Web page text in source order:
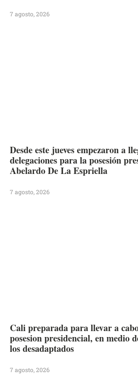
7 agosto, 2026
Desde este jueves empezaron a
delegaciones para la posesión
Abelardo De La Espriella
7 agosto, 2026
Cali preparada para llevar a
posesion presidencial, en medio
los desadaptados
7 agosto, 2026